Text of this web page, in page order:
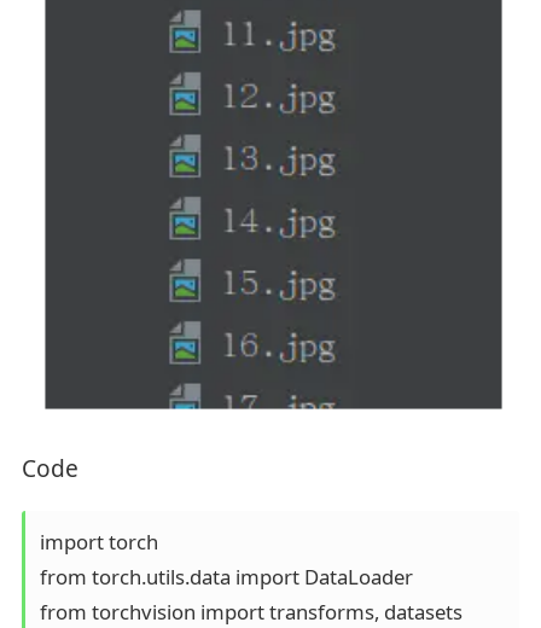
Code
import torch
from torch.utils.data import DataLoader
from torchvision import transforms, datasets